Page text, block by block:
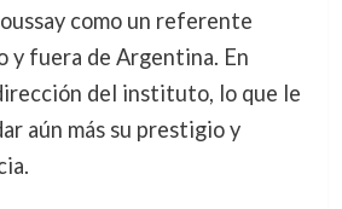
como un referente
y fuera de Argentina. En
del instituto, lo que le
aún más su prestigio y